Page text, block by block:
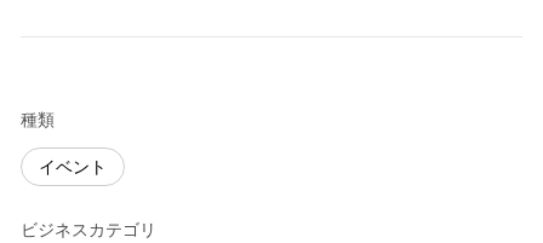
種類
イベント
ビジネスカテゴリ